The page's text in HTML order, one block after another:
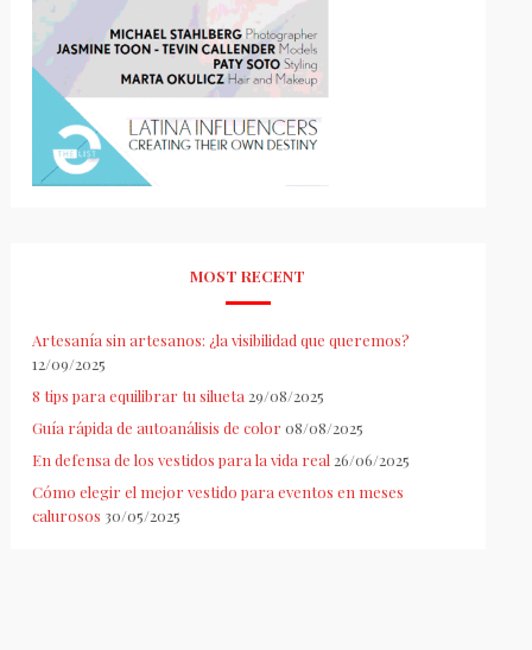
MOST RECENT
Artesanía sin artesanos: ¿la visibilidad que queremos?
12/09/2025
8 tips para equilibrar tu silueta 29/08/2025
Guía rápida de autoanálisis de color 08/08/2025
En defensa de los vestidos para la vida real 26/06/2025
Cómo elegir el mejor vestido para eventos en meses
calurosos 30/05/2025